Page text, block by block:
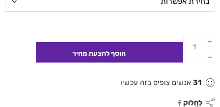
31 אנשים צופים בזה עכשיו
לַחֲלוֹק